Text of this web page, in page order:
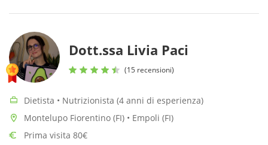
Dott.ssa Livia Paci
(15 recensioni)
Dietista • Nutrizionista (4 anni di esperienza)
Montelupo Fiorentino (FI) • Empoli (FI)
Prima visita 80€